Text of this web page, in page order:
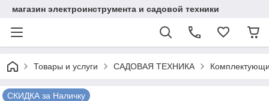
магазин электроинструмента и садовой техники
Товары и услуги САДОВАЯ ТЕХНИКА
СКИДКА за Наличку